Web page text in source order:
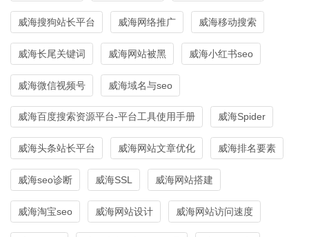
威海搜狗站长平台 威海网络推广 威海移动搜索
威海长尾关键词 威海网站被黑 威海小红书seo
威海微信视频号 威海域名与seo
威海百度搜索资源平台-平台工具使用手册 威海Spider
威海头条站长平台 威海网站文章优化 威海排名要素
威海seo诊断 威海SSL 威海网站搭建
威海淘宝seo 威海网站设计 威海网站访问速度